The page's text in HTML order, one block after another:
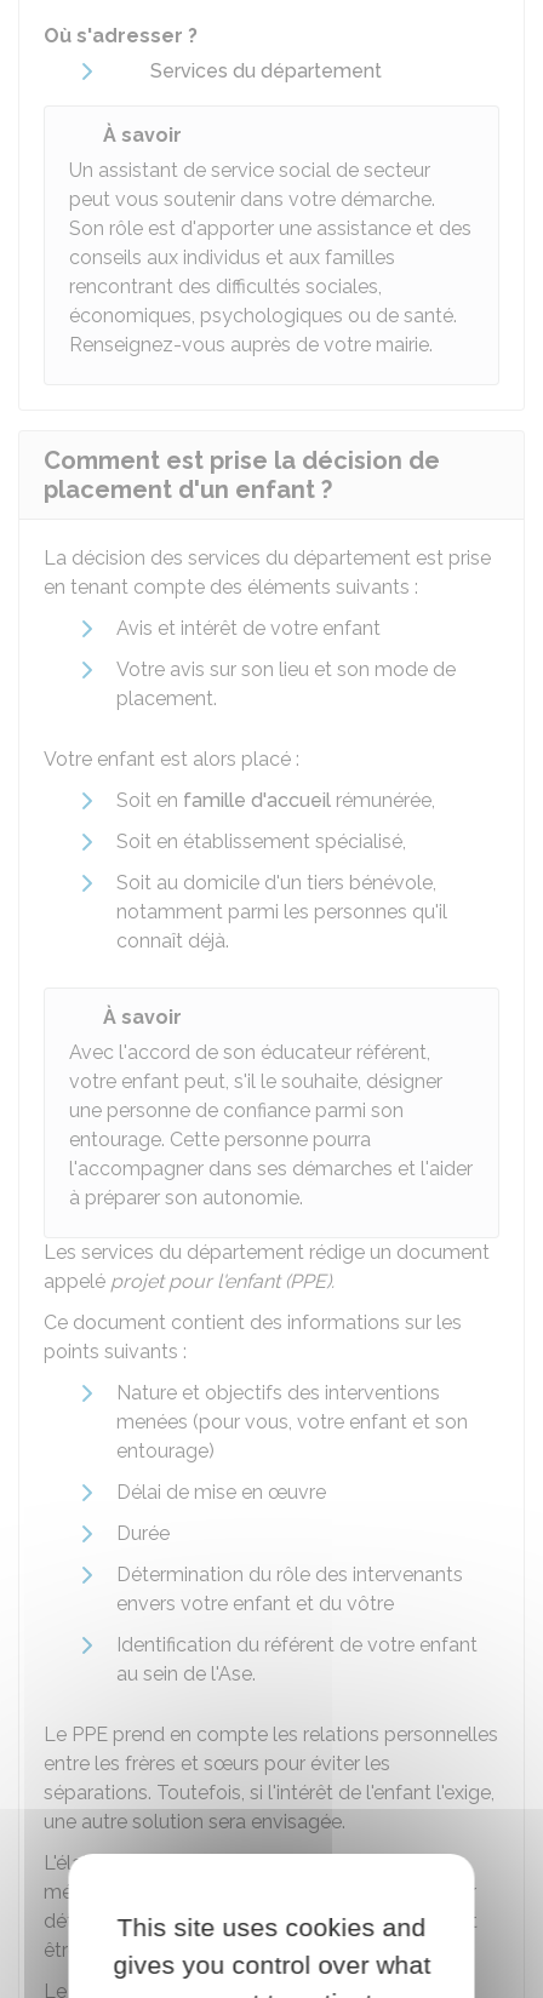
Où s'adresser ?
Services du département
À savoir
Un assistant de service social de secteur
peut vous soutenir dans votre démarche.
Son rôle est d'apporter une assistance et des
conseils aux individus et aux familles
rencontrant des difficultés sociales,
économiques, psychologiques ou de santé.
Renseignez-vous auprès de votre mairie.
Comment est prise la décision de
placement d'un enfant ?
La décision des services du département est prise
en tenant compte des éléments suivants :
Avis et intérêt de votre enfant
Votre avis sur son lieu et son mode de
placement.
Votre enfant est alors placé :
Soit en famille d'accueil rémunérée,
Soit en établissement spécialisé,
Soit au domicile d'un tiers bénévole,
notamment parmi les personnes qu'il
connaît déjà.
À savoir
Avec l'accord de son éducateur référent,
votre enfant peut, s'il le souhaite, désigner
une personne de confiance parmi son
entourage. Cette personne pourra
l'accompagner dans ses démarches et l'aider
à préparer son autonomie.
Les services du département rédige un document
appelé projet pour l'enfant (PPE).
Ce document contient des informations sur les
points suivants :
Nature et objectifs des interventions
menées (pour vous, votre enfant et son
entourage)
Délai de mise en œuvre
Durée
Détermination du rôle des intervenants
envers votre enfant et du vôtre
Identification du référent de votre enfant
au sein de l'Ase.
Le PPE prend en compte les relations personnelles
entre les frères et sœurs pour éviter les
séparations. Toutefois, si l'intérêt de l'enfant l'exige,
une autre solution sera envisagée.
L'élaboration du PPE comprend une évaluation
médicale et psychologique de votre enfant pour
déterminer ses besoins de soins. Ceux-ci doivent
être intégrés au document.
Le PPE vous est remis, ainsi qu'à votre enfant.
This site uses cookies and
gives you control over what